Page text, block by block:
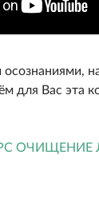
осознаниями,
для Вас эта